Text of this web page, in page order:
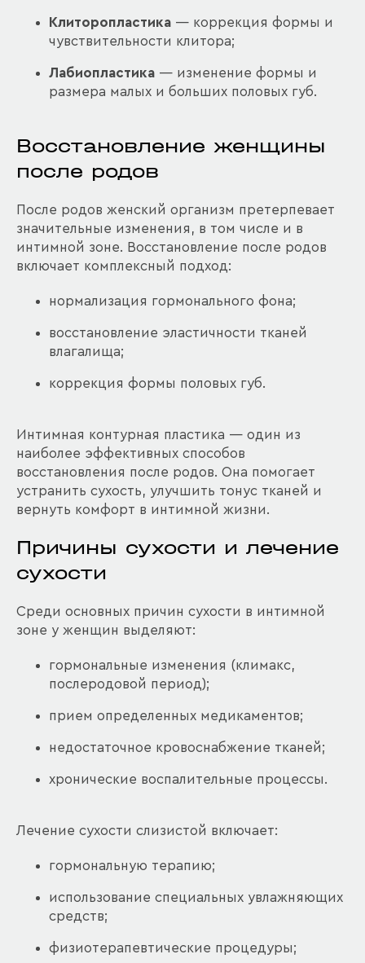
Клиторопластика — коррекция формы и
чувствительности клитора;
Лабиопластика — изменение формы и
размера малых и больших половых губ.
Восстановление женщины
после родов
После родов женский организм претерпевает
значительные изменения, в том числе и в
интимной зоне. Восстановление после родов
включает комплексный подход:
нормализация гормонального фона;
восстановление эластичности тканей
влагалища;
коррекция формы половых губ.
Интимная контурная пластика — один из
наиболее эффективных способов
восстановления после родов. Она помогает
устранить сухость, улучшить тонус тканей и
вернуть комфорт в интимной жизни.
Причины сухости и лечение
сухости
Среди основных причин сухости в интимной
зоне у женщин выделяют:
гормональные изменения (климакс,
послеродовой период);
прием определенных медикаментов;
недостаточное кровоснабжение тканей;
хронические воспалительные процессы.
Лечение сухости слизистой включает:
гормональную терапию;
использование специальных увлажняющих
средств;
физиотерапевтические процедуры;